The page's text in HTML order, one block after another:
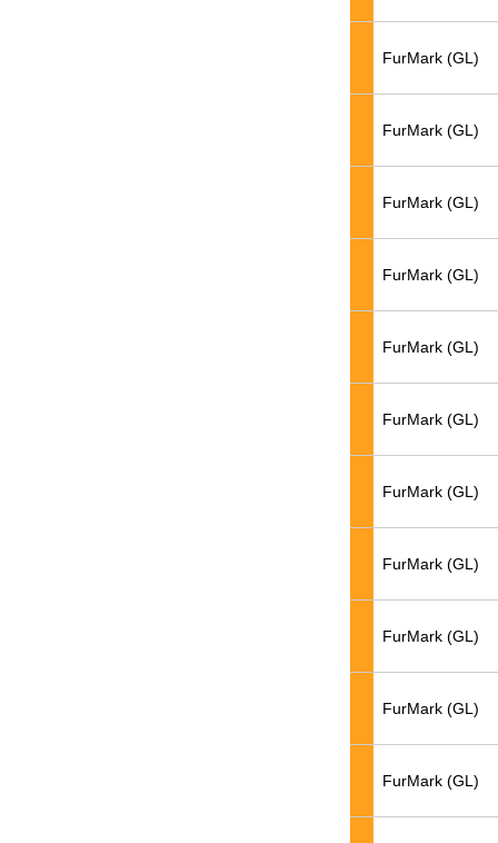
FurMark (GL)
FurMark (GL)
FurMark (GL)
FurMark (GL)
FurMark (GL)
FurMark (GL)
FurMark (GL)
FurMark (GL)
FurMark (GL)
FurMark (GL)
FurMark (GL)